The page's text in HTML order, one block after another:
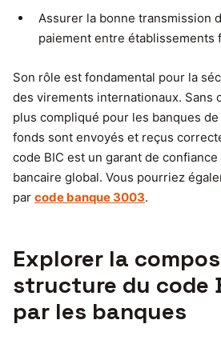
Assurer la bonne transmission
paiement entre établissements
Son rôle est fondamental pour la
des virements internationaux. Sans
plus compliqué pour les banques de
fonds sont envoyés et reçus
code BIC est un garant de confiance
bancaire global. Vous pourriez
par code banque 3003.
Explorer la
structure du code
par les banques